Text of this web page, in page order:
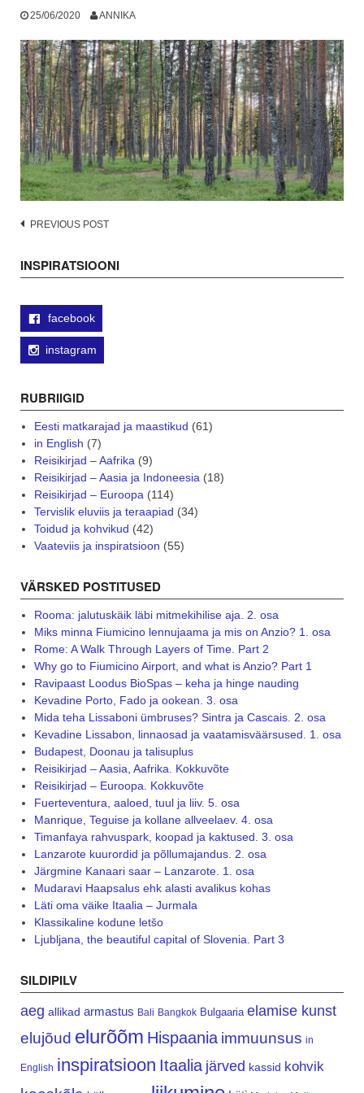
25/06/2020 ANNIKA
Post
PREVIOUS POST
INSPIRATSIOONI
facebook
instagram
RUBRIIGID
Eesti matkarajad ja maastikud (61)
in English (7)
Reisikirjad – Aafrika(9)
Reisikirjad – Aasia ja Indoneesia(18)
Reisikirjad – Euroopa(114)
Tervislik eluviis ja teraapiad (34)
Toidud ja kohvikud (42)
Vaateviis ja inspiratsioon (55)
VÄRSKED POSTITUSED
Rooma: jalutuskäik läbi mitmekihilise aja. 2. osa
Miks minna Fiumicino lennujaama ja mis on Anzio? 1. osa
Rome: A Walk Through Layers of Time. Part 2
Why go to Fiumicino Airport, and what is Anzio? Part 1
Ravipaast Loodus BioSpas – keha ja hinge nauding
Kevadine Porto, Fado ja ookean. 3. osa
Mida teha Lissaboni ümbruses? Sintra ja Cascais. 2. osa
Kevadine Lissabon, linnaosad ja vaatamisväärsused. 1. osa
Budapest, Doonau ja talisuplus
Reisikirjad – Aasia, Aafrika. Kokkuvõte
Reisikirjad – Euroopa. Kokkuvõte
Fuerteventura, aaloed, tuul ja liiv. 5. osa
Manrique, Teguise ja kollane allveelaev. 4. osa
Timanfaya rahvuspark, koopad ja kaktused. 3. osa
Lanzarote kuurordid ja põllumajandus. 2. osa
Järgmine Kanaari saar – Lanzarote. 1. osa
Mudaravi Haapsalus ehk alasti avalikus kohas
Läti oma väike Itaalia – Jurmala
Klassikaline kodune letšo
Ljubljana, the beautiful capital of Slovenia. Part 3
SILDIPILV
aeg allikad armastus Bali Bangkok Bulgaaria elamise kunst
elujõud elurõõm Hispaania immuunsus in
English inspiratsioon Itaalia järved kassid kohvik